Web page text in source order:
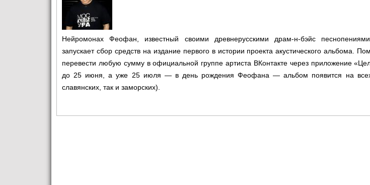
Нейромонах Феофан, известный своими древнерусскими драм-н-бэйс
запускает сбор средств на издание первого в истории проекта акустического альбома.
перевести любую сумму в официальной группе артиста ВКонтакте через приложение
до 25 июня, а уже 25 июля — в день рождения Феофана — альбом появится на
славянских, так и заморских).